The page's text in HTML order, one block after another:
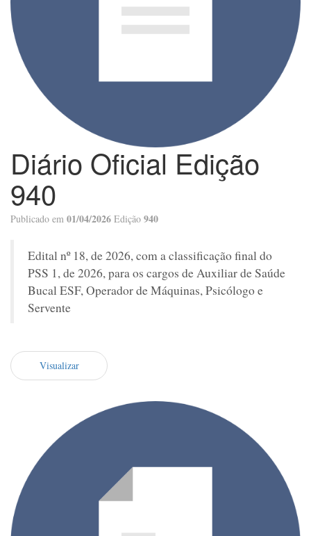
Diário Oficial Edição
940
Publicado em 01/04/2026 Edição 940
Edital nº 18, de 2026, com a classificação final do
PSS 1, de 2026, para os cargos de Auxiliar de Saúde
Bucal ESF, Operador de Máquinas, Psicólogo e
Servente
Visualizar